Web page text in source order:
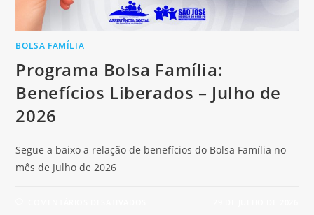
BOLSA FAMÍLIA
Programa Bolsa Família:
Benefícios Liberados – Julho de
2026
Segue a baixo a relação de benefícios do Bolsa Família no
mês de Julho de 2026